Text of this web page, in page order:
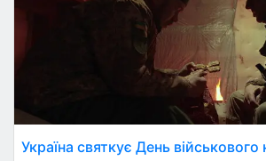
Україна святкує День